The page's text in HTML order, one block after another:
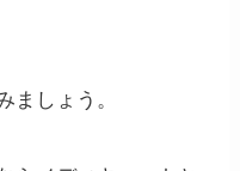
ましょう。